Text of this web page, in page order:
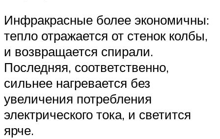
Инфракрасные более экономичны:
тепло отражается от стенок колбы,
и возвращается спирали.
Последняя, соответственно,
сильнее нагревается без
увеличения потребления
электрического тока, и светится
ярче.